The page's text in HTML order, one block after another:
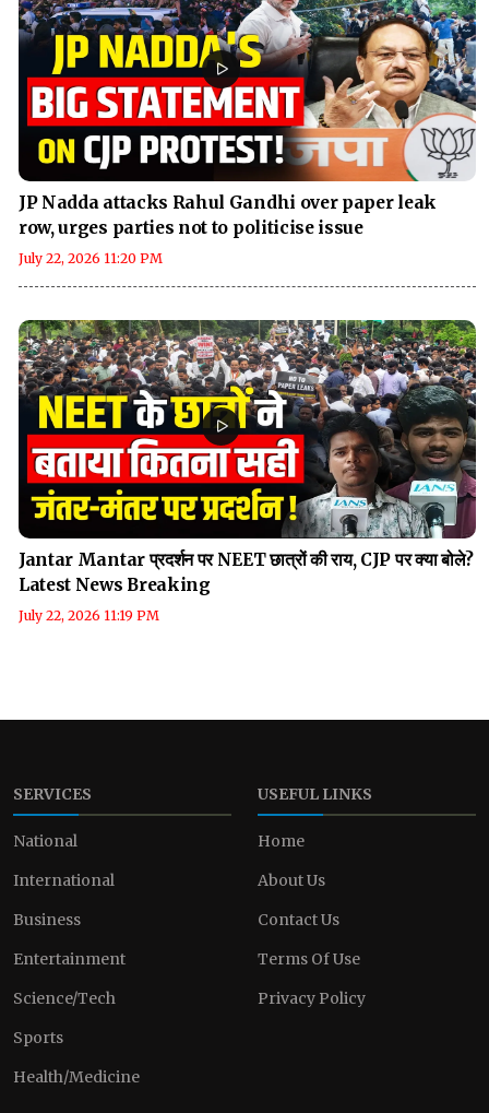
JP Nadda attacks Rahul Gandhi over paper leak
row, urges parties not to politicise issue
July 22, 2026 11:20 PM
Jantar Mantar प्रदर्शन पर NEET छात्रों की राय, CJP पर क्या बोले?
Latest News Breaking
July 22, 2026 11:19 PM
SERVICES
National
International
Business
Entertainment
Science/Tech
Sports
Health/Medicine
USEFUL LINKS
Home
About Us
Contact Us
Terms Of Use
Privacy Policy